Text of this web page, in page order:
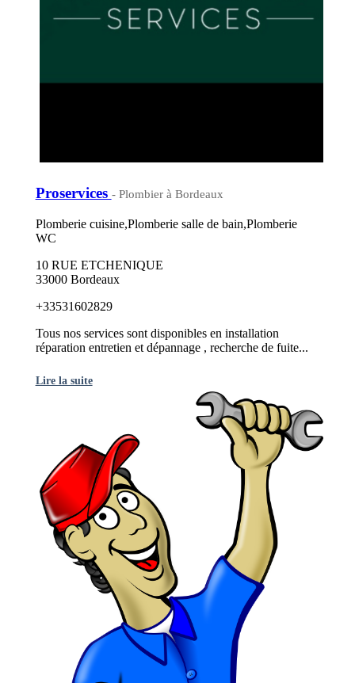
Proservices - Plombier à Bordeaux
Plomberie cuisine,Plomberie salle de bain,Plomberie
WC
10 RUE ETCHENIQUE
33000 Bordeaux
+33531602829
Tous nos services sont disponibles en installation
réparation entretien et dépannage , recherche de fuite...
Lire la suite